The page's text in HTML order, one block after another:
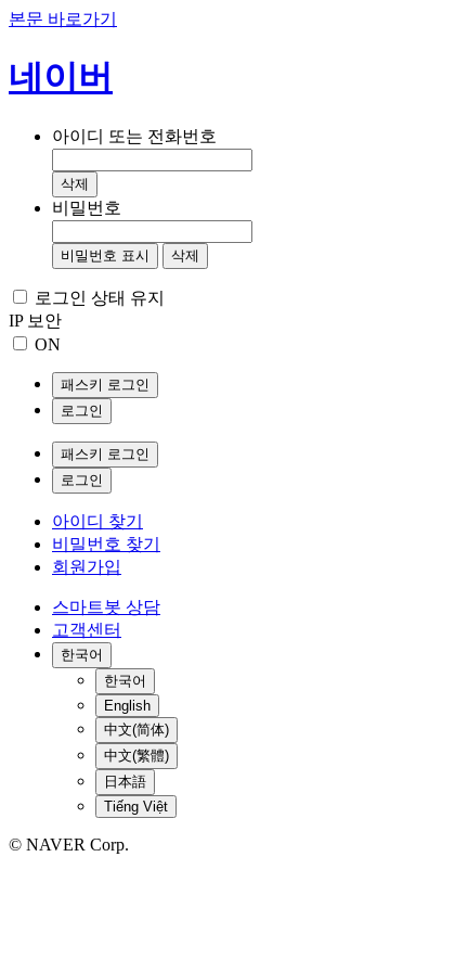
본문 바로가기
네이버
아이디 또는 전화번호
삭제
비밀번호
비밀번호 표시 삭제
로그인 상태 유지
IP 보안
ON
패스키 로그인
로그인
패스키 로그인
로그인
아이디 찾기
비밀번호 찾기
회원가입
스마트봇 상담
고객센터
한국어
한국어
English
中文(简体)
中文(繁體)
日本語
Tiếng Việt
© NAVER Corp.